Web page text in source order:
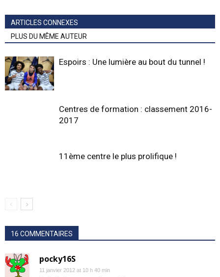
ARTICLES CONNEXES
PLUS DU MÊME AUTEUR
Espoirs : Une lumière au bout du tunnel !
Centres de formation : classement 2016-
2017
11ème centre le plus prolifique !
16 COMMENTAIRES
pocky16S
11 janvier 2012 at 10 h 40 min